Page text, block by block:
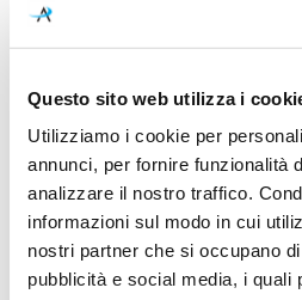
Questo sito web utilizza i
Utilizziamo i cookie per
annunci, per fornire funzionalità
analizzare il nostro traffico.
informazioni sul modo in cui
nostri partner che si occupano
pubblicità e social media, i quali
Dimensioni
Potenza e attacco
LED E27 / 60W / 2700K /
650lm / 230V (cupola
argento)
Dimmerazione
Dimmerabile